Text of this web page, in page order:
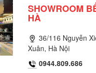
SHOWROOM
HÀ
36/116 Nguyễn
Xuân, Hà Nội
0944.809.686